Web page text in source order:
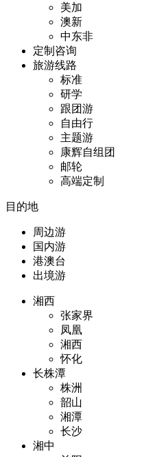
美加
澳新
中东非
定制咨询
旅游线路
标准
研学
跟团游
自由行
主题游
康辉自组团
邮轮
高端定制
目的地
周边游
国内游
港澳台
出境游
湘西
张家界
凤凰
湘西
怀化
长株潭
株洲
韶山
湘潭
长沙
湘中